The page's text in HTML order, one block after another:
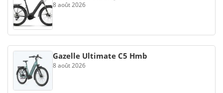
8 août 2026
Gazelle Ultimate C5 Hmb
8 août 2026